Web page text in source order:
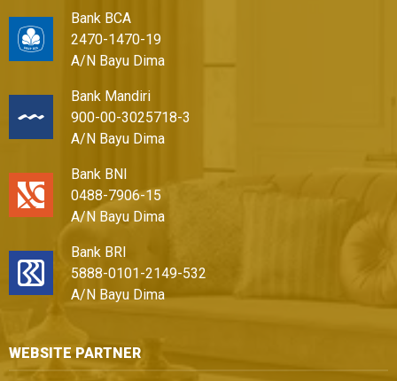
Bank BCA
2470-1470-19
A/N Bayu Dima
Bank Mandiri
900-00-3025718-3
A/N Bayu Dima
Bank BNI
0488-7906-15
A/N Bayu Dima
Bank BRI
5888-0101-2149-532
A/N Bayu Dima
WEBSITE PARTNER